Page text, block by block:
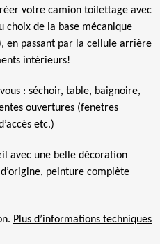
votre camion toilettage avec
choix de la base mécanique
en passant par la cellule arrière
intérieurs!
: séchoir, table, baignoire,
ouvertures (fenetres
etc.)
avec une belle décoration
peinture complète
Plus d’informations techniques